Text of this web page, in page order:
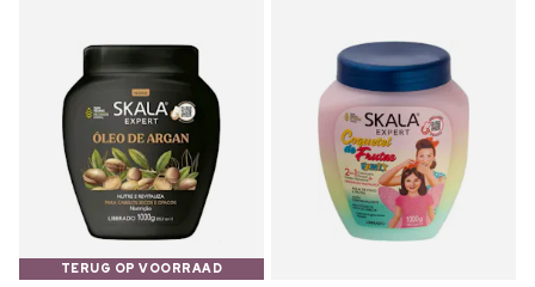
TERUG OP VOORRAAD